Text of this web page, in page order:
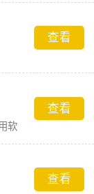
查看
软
查看
查看